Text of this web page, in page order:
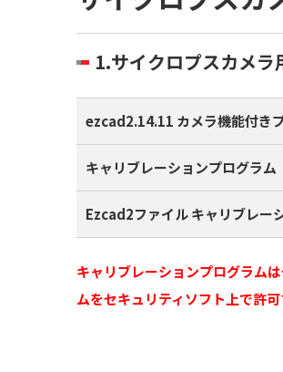
1.サイクロプスカメ
ezcad2.14.11 カメラ機能付き
キャリブレーションプログラム
Ezcad2ファイル キャリブレー
キャリブレーションプログラム
ムをセキュリティソフト上で許可